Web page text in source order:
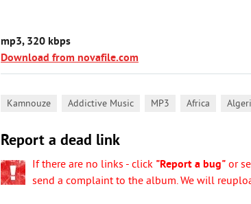
mp3, 320 kbps
Download from novafile.com
Kamnouze Addictive Music MP3 Africa
Report a dead link
If there are no links - click "Report a bug" or
send a complaint to the album. We will